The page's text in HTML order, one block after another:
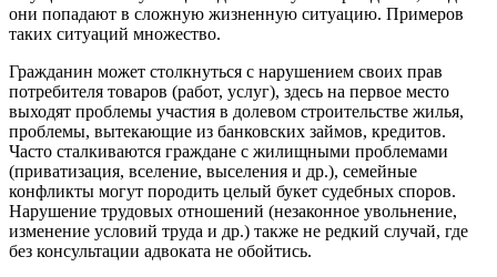
они попадают в сложную жизненную ситуацию. Примеров
таких ситуаций множество.
Гражданин может столкнуться с нарушением своих прав
потребителя товаров (работ, услуг), здесь на первое место
выходят проблемы участия в долевом строительстве жилья,
проблемы, вытекающие из банковских займов, кредитов.
Часто сталкиваются граждане с жилищными проблемами
(приватизация, вселение, выселения и др.), семейные
конфликты могут породить целый букет судебных споров.
Нарушение трудовых отношений (незаконное увольнение,
изменение условий труда и др.) также не редкий случай, где
без консультации адвоката не обойтись.